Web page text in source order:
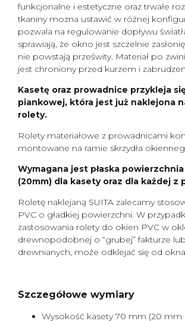
funkcjonalne i estetyczne oraz trwałe
tkaniny mozna ustawić w różnej
pozwala na regulowanie dopływu
sprawiają, że okno jest szczelnie
nie powstają prześwity. Materiał po
jest chroniony przed kurzem i
Kasetę oraz prowadnice przykleja
piankowej, która jest już naklejona
rolety.
Rolety materiałowe z prowadnicami
montowane na ramie skrzydła
Wymagana jest płaska
(20mm) dla kasety oraz dla każdej z
Roletę naklejaną SUITA zalecamy
PVC o gładkiej powierzchni. W
zastosowania rolety do okien PVC w
drewnopodobnej o “grubej” fakturze
drewnianych, może odklejać się od
Szczegółowe wymiary
Wysokość kasety 70 mm (20 mm